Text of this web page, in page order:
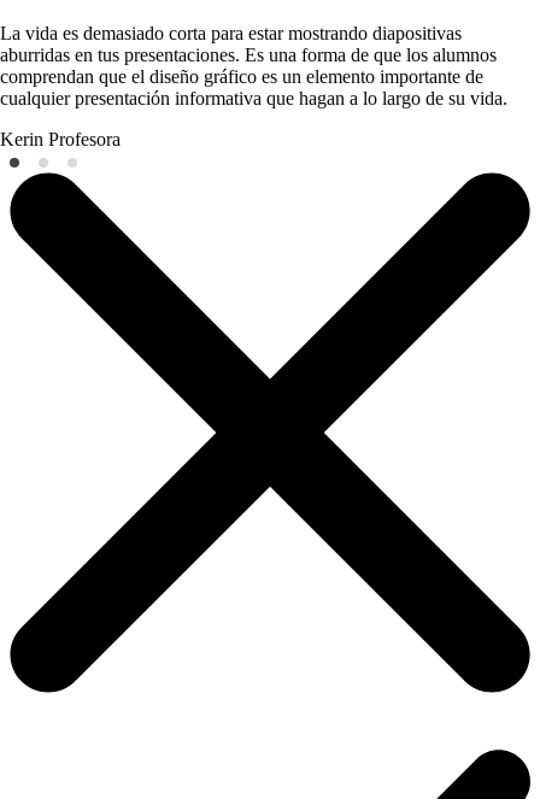
La vida es demasiado corta para estar mostrando diapositivas
aburridas en tus presentaciones. Es una forma de que los alumnos
comprendan que el diseño gráfico es un elemento importante de
cualquier presentación informativa que hagan a lo largo de su vida.
Kerin Profesora